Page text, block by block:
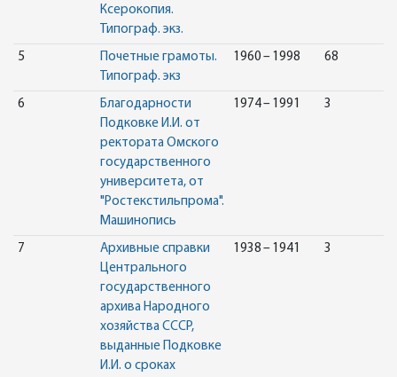
Ксерокопия.
Типограф. экз.
5
Почетные грамоты.
Типограф. экз
1960 – 1998 68
6
Благодарности
Подковке И.И. от
ректората Омского
государственного
университета, от
"Ростекстильпрома".
Машинопись
1974 – 1991 3
7
Архивные справки
Центрального
государственного
архива Народного
хозяйства СССР,
выданные Подковке
И.И. о сроках
1938 – 1941 3